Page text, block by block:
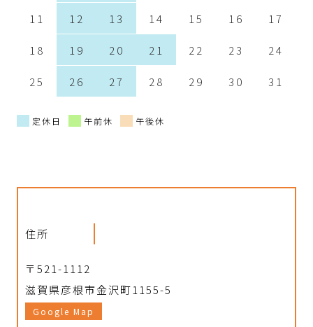
11 12 13 14 15 16 17
18 19 20 21 22 23 24
25 26 27 28 29 30 31
定休日 午前休 午後休
住所
〒521-1112
滋賀県彦根市金沢町1155-5
Google Map